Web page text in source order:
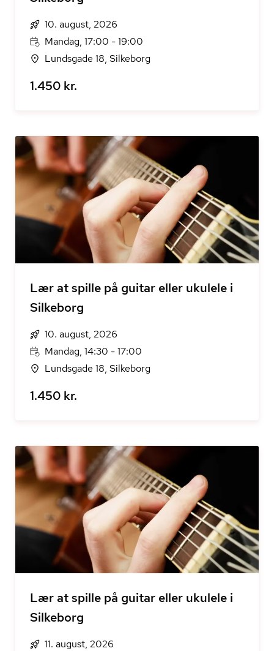
10. august, 2026
Mandag, 17:00 - 19:00
Lundsgade 18, Silkeborg
1.450 kr.
Lær at spille på guitar eller ukulele i
Silkeborg
10. august, 2026
Mandag, 14:30 - 17:00
Lundsgade 18, Silkeborg
1.450 kr.
Lær at spille på guitar eller ukulele i
Silkeborg
11. august, 2026